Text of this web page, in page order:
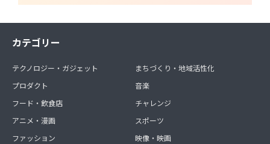
カテゴリー
テクノロジー・ガジェット
プロダクト
フード・飲食店
アニメ・漫画
ファッション
まちづくり・地域活性化
音楽
チャレンジ
スポーツ
映像・映画